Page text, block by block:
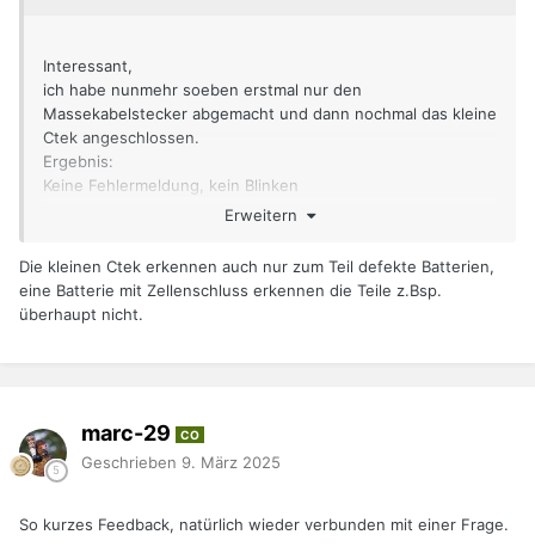
Interessant,
ich habe nunmehr soeben erstmal nur den
Massekabelstecker abgemacht und dann nochmal das kleine
Ctek angeschlossen.
Ergebnis:
Keine Fehlermeldung, kein Blinken
und gleich 3 Striche...... mal sehen, was passiert. Deutet
Werde berichten.
Erweitern
Die kleinen Ctek erkennen auch nur zum Teil defekte Batterien,
eine Batterie mit Zellenschluss erkennen die Teile z.Bsp.
überhaupt nicht.
marc-29 CO
Geschrieben 9. März 2025
So kurzes Feedback, natürlich wieder verbunden mit einer Frage.